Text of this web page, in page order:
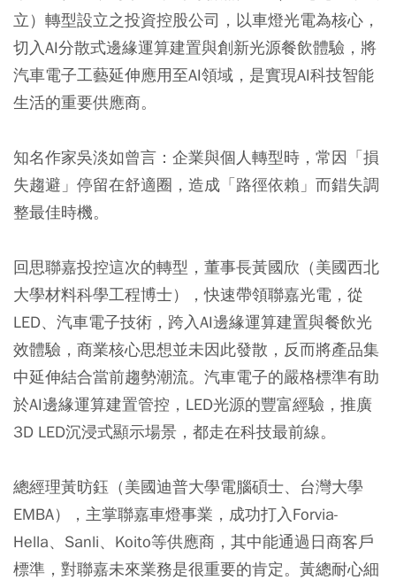
立）轉型設立之投資控股公司，以車燈光電為核心，
切入AI分散式邊緣運算建置與創新光源餐飲體驗，將
汽車電子工藝延伸應用至AI領域，是實現AI科技智能
生活的重要供應商。
知名作家吳淡如曾言：企業與個人轉型時，常因「損
失趨避」停留在舒適圈，造成「路徑依賴」而錯失調
整最佳時機。
回思聯嘉投控這次的轉型，董事長黃國欣（美國西北
大學材料科學工程博士），快速帶領聯嘉光電，從
LED、汽車電子技術，跨入AI邊緣運算建置與餐飲光
效體驗，商業核心思想並未因此發散，反而將產品集
中延伸結合當前趨勢潮流。汽車電子的嚴格標準有助
於AI邊緣運算建置管控，LED光源的豐富經驗，推廣
3D LED沉浸式顯示場景，都走在科技最前線。
總經理黃昉鈺（美國迪普大學電腦碩士、台灣大學
EMBA），主掌聯嘉車燈事業，成功打入Forvia-
Hella、Sanli、Koito等供應商，其中能通過日商客戶
標準，對聯嘉未來業務是很重要的肯定。黃總耐心細